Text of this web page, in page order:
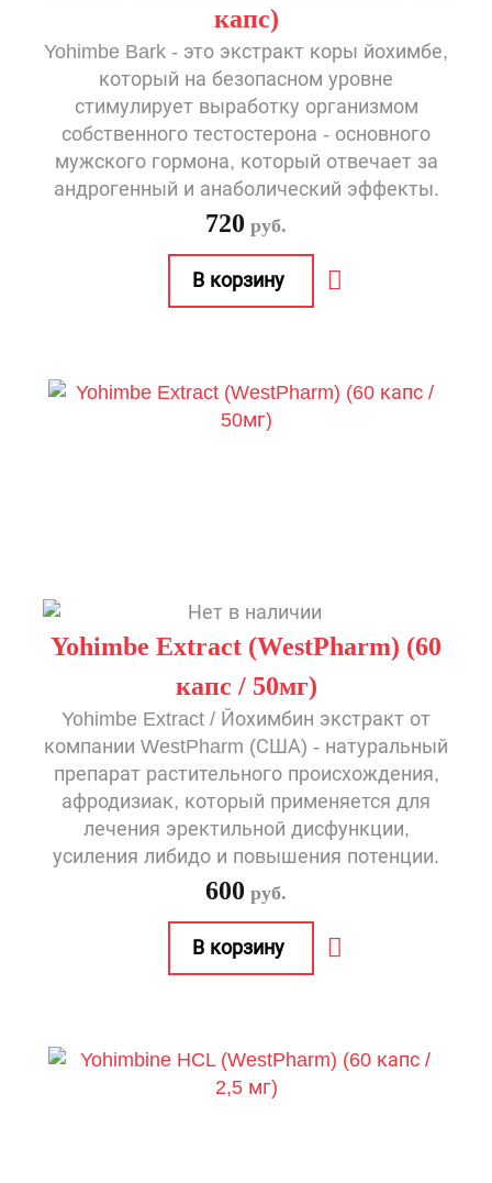
капc)
Yohimbe Bark - это экстракт коры йохимбе,
который на безопасном уровне
стимулирует выработку организмом
собственного тестостерона - основного
мужского гормона, который отвечает за
андрогенный и анаболический эффекты.
720 руб.
Yohimbe Extract (WestPharm) (60
капс / 50мг)
Yohimbe Extract / Йохимбин экстракт от
компании WestPharm (США) - натуральный
препарат растительного происхождения,
афродизиак, который применяется для
лечения эректильной дисфункции,
усиления либидо и повышения потенции.
600 руб.